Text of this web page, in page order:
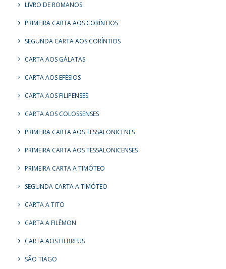
LIVRO DE ROMANOS
PRIMEIRA CARTA AOS CORÍNTIOS
SEGUNDA CARTA AOS CORÍNTIOS
CARTA AOS GÁLATAS
CARTA AOS EFÉSIOS
CARTA AOS FILIPENSES
CARTA AOS COLOSSENSES
PRIMEIRA CARTA AOS TESSALONICENES
PRIMEIRA CARTA AOS TESSALONICENSES
PRIMEIRA CARTA A TIMÓTEO
SEGUNDA CARTA A TIMÓTEO
CARTA A TITO
CARTA A FILÊMON
CARTA AOS HEBREUS
SÃO TIAGO